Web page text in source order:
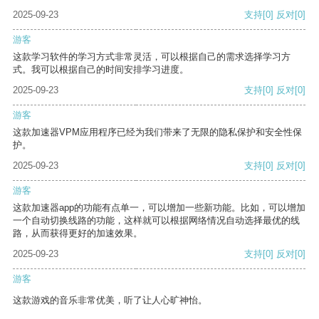
2025-09-23 支持[0] 反对[0]
游客
这款学习软件的学习方式非常灵活，可以根据自己的需求选择学习方
式。我可以根据自己的时间安排学习进度。
2025-09-23
支持[0] 反对[0]
游客
这款加速器VPM应用程序已经为我们带来了无限的隐私保护和安全性保
护。
2025-09-23
支持[0] 反对[0]
游客
这款加速器app的功能有点单一，可以增加一些新功能。比如，可以增加
一个自动切换线路的功能，这样就可以根据网络情况自动选择最优的线
路，从而获得更好的加速效果。
2025-09-23
支持[0] 反对[0]
游客
这款游戏的音乐非常优美，听了让人心旷神怡。